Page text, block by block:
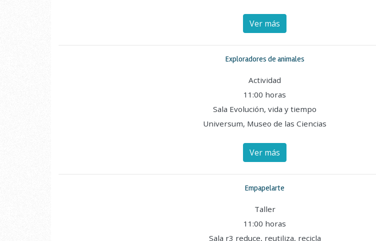
Ver más
Exploradores de animales
Actividad
11:00 horas
Sala Evolución, vida y tiempo
Universum, Museo de las Ciencias
Ver más
Empapelarte
Taller
11:00 horas
Sala r3 reduce, reutiliza, recicla